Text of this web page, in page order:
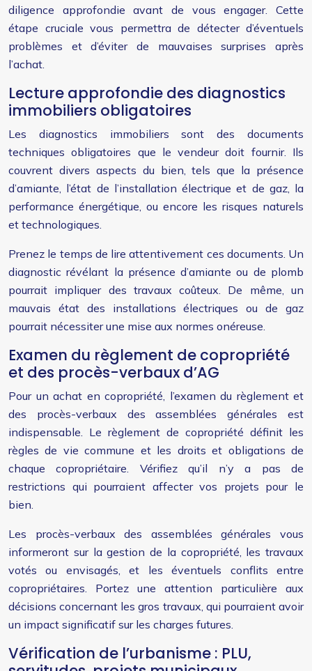
diligence approfondie avant de vous engager. Cette
étape cruciale vous permettra de détecter d’éventuels
problèmes et d’éviter de mauvaises surprises après
l’achat.
Lecture approfondie des diagnostics
immobiliers obligatoires
Les diagnostics immobiliers sont des documents
techniques obligatoires que le vendeur doit fournir. Ils
couvrent divers aspects du bien, tels que la présence
d’amiante, l’état de l’installation électrique et de gaz, la
performance énergétique, ou encore les risques naturels
et technologiques.
Prenez le temps de lire attentivement ces documents. Un
diagnostic révélant la présence d’amiante ou de plomb
pourrait impliquer des travaux coûteux. De même, un
mauvais état des installations électriques ou de gaz
pourrait nécessiter une mise aux normes onéreuse.
Examen du règlement de copropriété
et des procès-verbaux d’AG
Pour un achat en copropriété, l’examen du règlement et
des procès-verbaux des assemblées générales est
indispensable. Le règlement de copropriété définit les
règles de vie commune et les droits et obligations de
chaque copropriétaire. Vérifiez qu’il n’y a pas de
restrictions qui pourraient affecter vos projets pour le
bien.
Les procès-verbaux des assemblées générales vous
informeront sur la gestion de la copropriété, les travaux
votés ou envisagés, et les éventuels conflits entre
copropriétaires. Portez une attention particulière aux
décisions concernant les gros travaux, qui pourraient avoir
un impact significatif sur les charges futures.
Vérification de l’urbanisme : PLU,